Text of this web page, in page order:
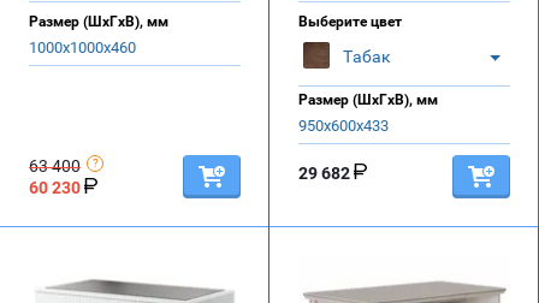
Размер (ШхГхВ), мм
1000х1000х460
63 400
60 230
Выберите цвет
Табак
Размер (ШхГхВ), мм
950х600х433
29 682